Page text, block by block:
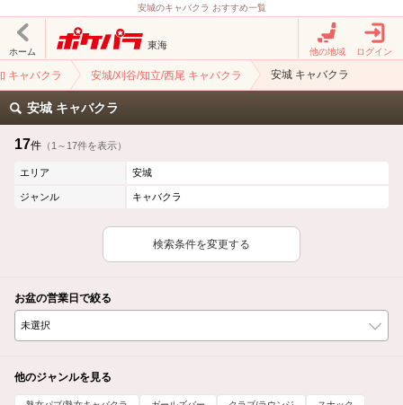
安城のキャバクラ おすすめ一覧
ホーム
東海
他の地域 ログイン
キャバクラ 安城/刈谷/知立/西尾 キャバクラ 安城 キャバクラ
安城 キャバクラ
17件 （1～17件を表示）
エリア 安城
ジャンル キャバクラ
検索条件を変更する
お盆の営業日で絞る
他のジャンルを見る